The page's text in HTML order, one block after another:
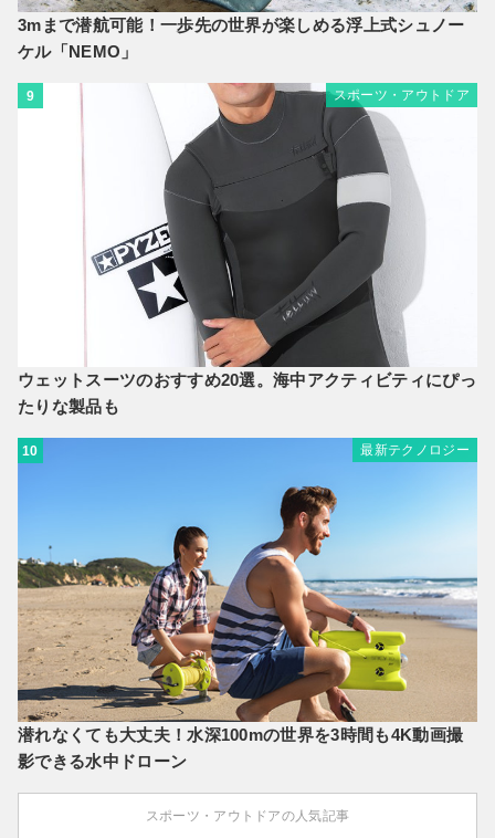
3mまで潜航可能！一歩先の世界が楽しめる浮上式シュノー
ケル「NEMO」
9 スポーツ・アウトドア
ウェットスーツのおすすめ20選。海中アクティビティにぴっ
たりな製品も
10 最新テクノロジー
潜れなくても大丈夫！水深100mの世界を3時間も4K動画撮
影できる水中ドローン
スポーツ・アウトドアの人気記事